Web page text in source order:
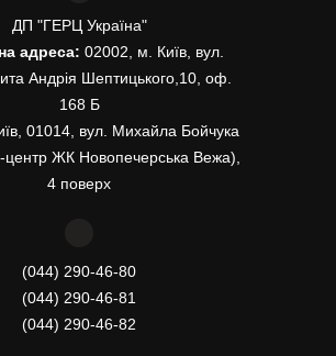
ДП "ГЕРЦ Україна"
адреса: 02002, м. Київ, вул.
Андрія Шептицького,10, оф.
168 Б
01014, вул. Михайла Бойчука
центр ЖК Новопечерська Вежа),
4 поверх
(044) 290-46-80
(044) 290-46-81
(044) 290-46-82